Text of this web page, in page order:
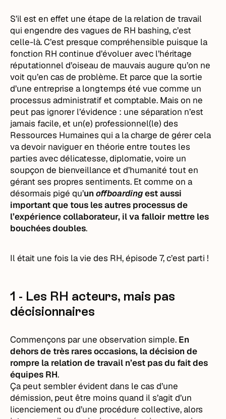
S’il est en effet une étape de la relation de travail
qui engendre des vagues de RH bashing, c’est
celle-là. C’est presque compréhensible puisque la
fonction RH continue d’évoluer avec l’héritage
réputationnel d’oiseau de mauvais augure qu’on ne
voit qu’en cas de problème. Et parce que la sortie
d’une entreprise a longtemps été vue comme un
processus administratif et comptable. Mais on ne
peut pas ignorer l’évidence : une séparation n’est
jamais facile, et un(e) professionnel(le) des
Ressources Humaines qui a la charge de gérer cela
va devoir naviguer en théorie entre toutes les
parties avec délicatesse, diplomatie, voire un
soupçon de bienveillance et d’humanité tout en
gérant ses propres sentiments. Et comme on a
désormais pigé qu’unoffboardingest aussi
important que tous les autres processus de
l’expérience collaborateur, il va falloir mettre les
bouchées doubles.
Il était une fois la vie des RH, épisode 7, c’est parti !
1 - Les RH acteurs, mais pas
décisionnaires
Commençons par une observation simple. En
dehors de très rares occasions, la décision de
rompre la relation de travail n’est pas du fait des
équipes RH.
Ça peut sembler évident dans le cas d’une
démission, peut être moins quand il s’agit d’un
licenciement ou d’une procédure collective, alors